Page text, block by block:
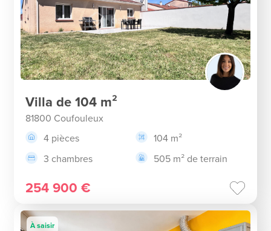
Villa de 104 m²
81800 Coufouleux
4 pièces
104 m²
3 chambres
505 m² de terrain
254 900 €
À saisir